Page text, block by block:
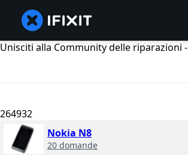
Unisciti alla Community delle riparazioni -
264932
Nokia N8
20 domande